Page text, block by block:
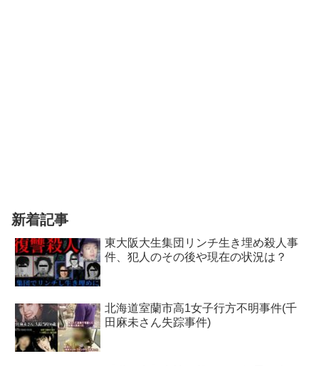
新着記事
東大阪大生集団リンチ生き埋め殺人事
件、犯人のその後や現在の状況は？
北海道室蘭市高1女子行方不明事件(千
田麻未さん失踪事件)